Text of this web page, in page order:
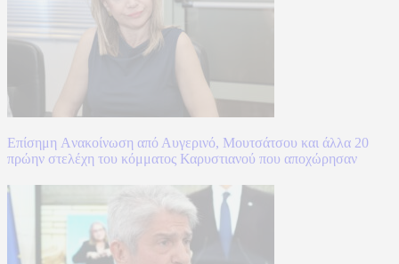
Επίσημη Aνακοίνωση από Αυγερινό, Μουτσάτσου και άλλα 20
πρώην στελέχη του κόμματος Καρυστιανού που αποχώρησαν